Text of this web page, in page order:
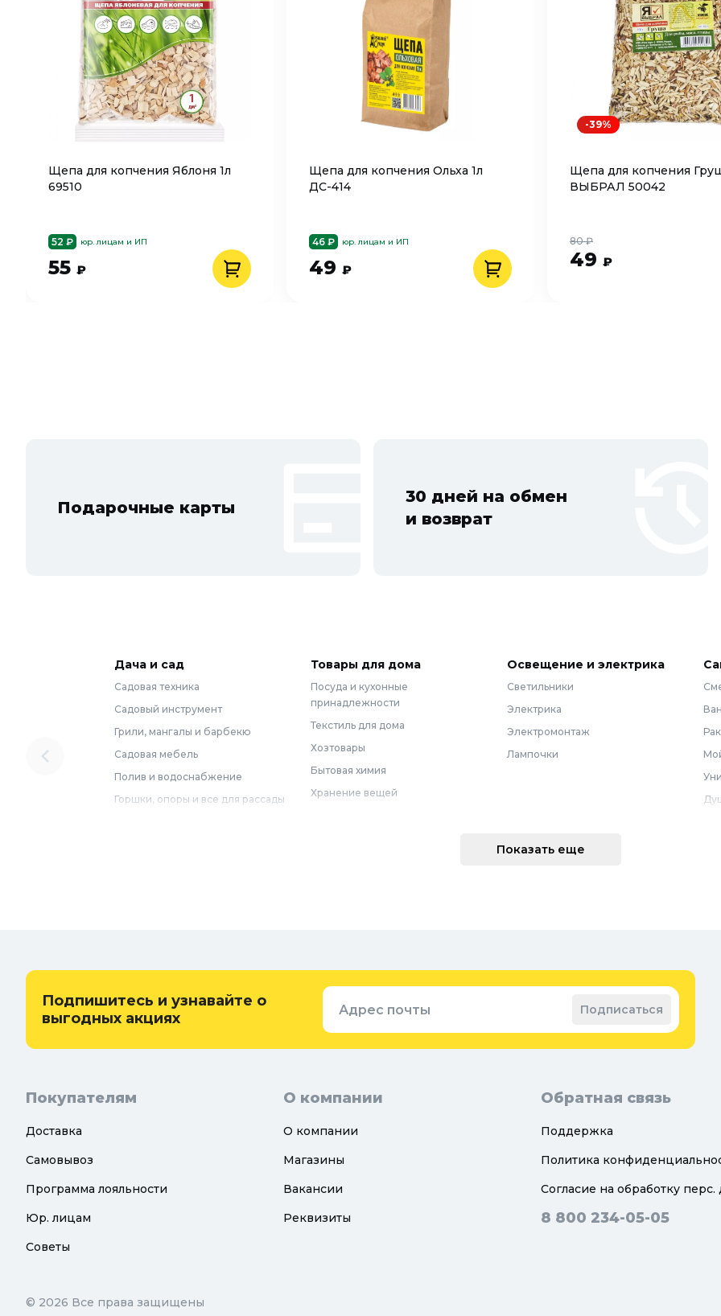
Щепа для копчения Яблоня 1л
69510
52 ₽ юр. лицам и ИП
55 ₽
Щепа для копчения Ольха 1л
ДС-414
46 ₽ юр. лицам и ИП
49 ₽
Щепа для копчения
ВЫБРАЛ 50042
49 ₽
80 ₽
-39%
Подарочные карты
30 дней на обмен
и возврат
Дача и сад
Садовая техника
Садовый инструмент
Грили, мангалы и барбекю
Садовая мебель
Полив и водоснабжение
Горшки, опоры и все для рассады
Теплицы, парники и укрывной
материал
Товары для дома
Посуда и кухонные
принадлежности
Текстиль для дома
Хозтовары
Бытовая химия
Хранение вещей
Придверные коврики
Освещение и электрика
Светильники
Электрика
Электромонтаж
Лампочки
Показать еще
Подпишитесь и узнавайте о
выгодных акциях
Адрес почты Подписаться
Покупателям
Доставка
Самовывоз
Программа лояльности
Юр. лицам
Советы
О компании
О компании
Магазины
Вакансии
Реквизиты
Обратная связь
Поддержка
Политика
Согласие на обработку
8 800 234-05-05
© 2026 Все права защищены